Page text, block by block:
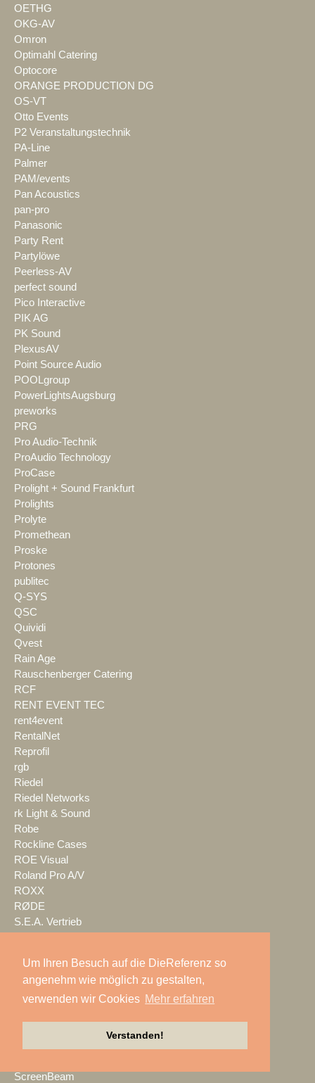
Um Ihren Besuch auf die DieReferenz so
angenehm wie möglich zu gestalten,
verwenden wir Cookies Mehr erfahren
Verstanden!
OETHG
OKG-AV
Omron
Optimahl Catering
Optocore
ORANGE PRODUCTION DG
OS-VT
Otto Events
P2 Veranstaltungstechnik
PA-Line
Palmer
PAM/events
Pan Acoustics
pan-pro
Panasonic
Party Rent
Partylöwe
Peerless-AV
perfect sound
Pico Interactive
PIK AG
PK Sound
PlexusAV
Point Source Audio
POOLgroup
PowerLightsAugsburg
preworks
PRG
Pro Audio-Technik
ProAudio Technology
ProCase
Prolight + Sound Frankfurt
Prolights
Prolyte
Promethean
Proske
Protones
publitec
Q-SYS
QSC
Quividi
Qvest
Rain Age
Rauschenberger Catering
RCF
RENT EVENT TEC
rent4event
RentalNet
Reprofil
rgb
Riedel
Riedel Networks
rk Light & Sound
Robe
Rockline Cases
ROE Visual
Roland Pro A/V
ROXX
RØDE
S.E.A. Vertrieb
satis&fy
SCHACHZUG
Schallwerk Audiotechnik
Schnick-Schnack-Systems
ScreenBeam